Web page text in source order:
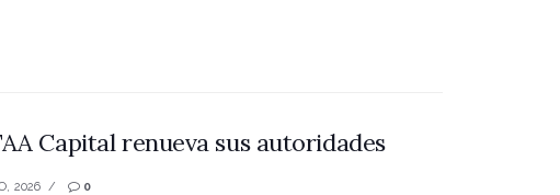
Capital renueva sus autoridades
2026 0